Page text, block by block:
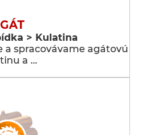
> Kulatina
spracovávame agátovú
a …